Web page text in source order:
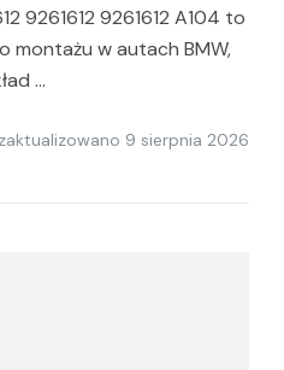
9261612 9261612 A104 to
w autach BMW,
…
zaktualizowano 9 sierpnia 2026